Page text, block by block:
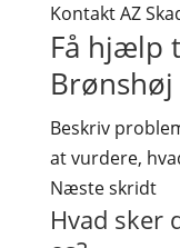
Kontakt AZ
Få hjælp
Brønshøj
Beskriv
at vurdere,
Næste skridt
Hvad sker